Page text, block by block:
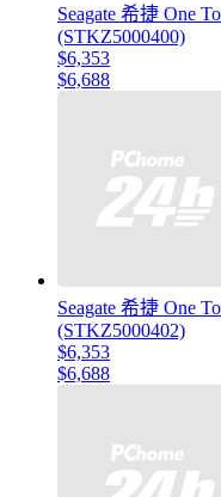
Seagate 希捷 One
(STKZ5000400)
$6,353
$6,688
Seagate 希捷 One
(STKZ5000402)
$6,353
$6,688